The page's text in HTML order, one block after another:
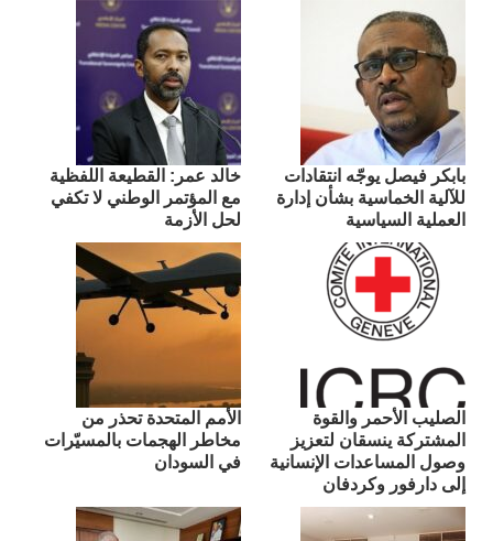
بابكر فيصل يوجّه انتقادات
للآلية الخماسية بشأن إدارة
العملية السياسية
​خالد عمر: القطيعة اللفظية
مع المؤتمر الوطني لا تكفي
لحل الأزمة
الصليب الأحمر والقوة
المشتركة ينسقان لتعزيز
وصول المساعدات الإنسانية
إلى دارفور وكردفان
الأمم المتحدة تحذر من
مخاطر الهجمات بالمسيّرات
في السودان